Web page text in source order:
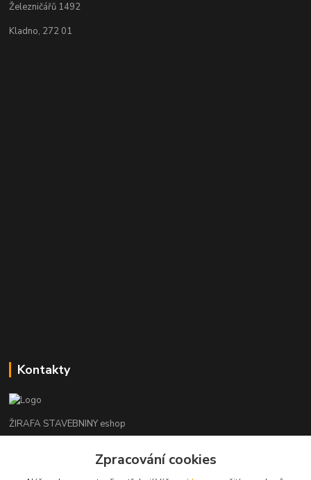
Železničářů 1492
Kladno, 272 01
Kontakty
ŽIRAFA STAVEBNINY eshop
+420 312 685 342Zpracování cookies